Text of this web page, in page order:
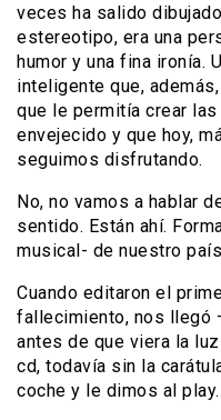
veces ha salido
estereotipo, era una
humor y una fina ironía.
inteligente que,
que le permitía crear
envejecido y que hoy,
seguimos disfrutando.
No, no vamos a hablar
sentido. Están ahí.
musical- de nuestro
Cuando editaron el
fallecimiento, nos llegó
antes de que viera la
cd, todavía sin la
coche y le dimos al play.